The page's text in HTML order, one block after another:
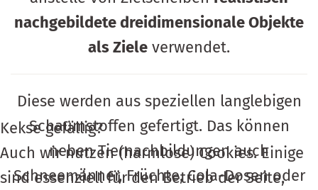
nachgebildete dreidimensionale Objekte
als Ziele verwendet.
Diese werden aus speziellen langlebigen
Schaumstoffen gefertigt. Das können
neben Tiernachbildungen auch
Schneemänner, Früchte, Cola-Dosen oder
Kekse gefällig?
Auch wir nutzen (harmlose) Cookies. Einige
sind essenziell für den Betrieb der Seite,